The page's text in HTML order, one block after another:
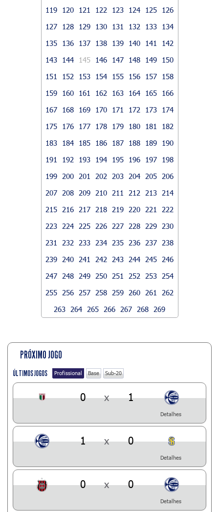
119
120 121 122 123 124 125
126
127
128 129 130 131 132 133
134
135
136 137 138 139 140 141
142
143
144 145 146 147 148 149
150
151
152 153 154 155 156 157
158
159
160 161 162 163 164 165
166
167
168 169 170 171 172 173
174
175
176 177 178 179 180 181
182
183
184 185 186 187 188 189
190
191
192 193 194 195 196 197
198
199
200 201 202 203 204 205
206
207
208 209 210 211 212 213
214
215
216 217 218 219 220 221
222
223
224 225 226 227 228 229
230
231
232 233 234 235 236 237
238
239
240 241 242 243 244 245
246
247
248 249 250 251 252 253
254
255
256 257 258 259 260 261
262
263
264 265 266 267 268 269
PRÓXIMO JOGO
ÚLTIMOS JOGOS Profissional Base Sub-20
0 x 1
Detalhes
1 x 0
Detalhes
0 x 0
Detalhes